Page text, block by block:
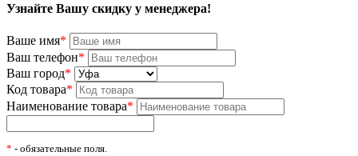
Узнайте Вашу скидку у менеджера!
Ваше имя*
Ваш телефон*
Ваш город*
Код товара*
Наименование товара*
* - обязательные поля.